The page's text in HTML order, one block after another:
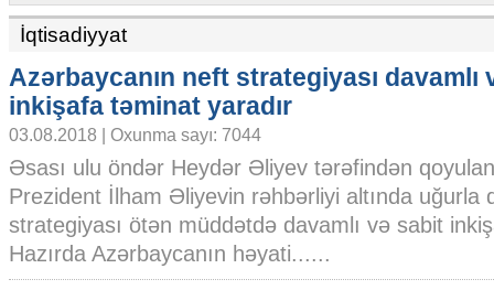
İqtisadiyyat
Azərbaycanın neft strategiyası davamlı
inkişafa təminat yaradır
03.08.2018 | Oxunma sayı: 7044
Əsası ulu öndər Heydər Əliyev tərəfindən
Prezident İlham Əliyevin rəhbərliyi altında uğurla
strategiyası ötən müddətdə davamlı və sabit
Hazırda Azərbaycanın həyati......